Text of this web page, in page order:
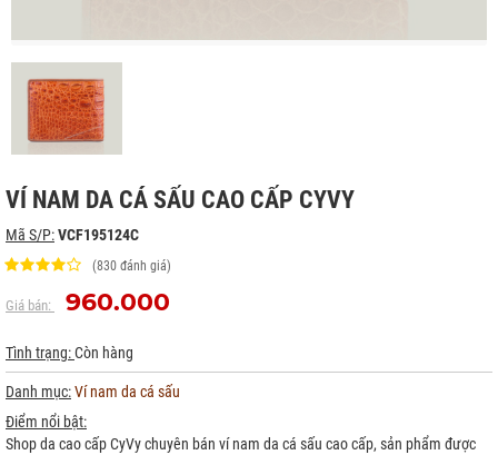
VÍ NAM DA CÁ SẤU CAO CẤP CYVY
Mã S/P:VCF195124C
(830 đánh giá)
Giá bán: 960.000
Tình trạng:Còn hàng
Danh mục:Ví nam da cá sấu
Điểm nổi bật:
Shop da cao cấp CyVy chuyên bán ví nam da cá sấu cao cấp, sản phẩm được